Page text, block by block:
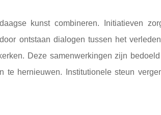
kunst combineren. Initiatieven
ontstaan ​​dialogen tussen het
Deze samenwerkingen zijn
hernieuwen. Institutionele steun